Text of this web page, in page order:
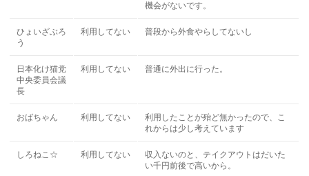
機会がないです。
ひょいざぶろ
う
利用してない 普段から外食やらしてないし
日本化け猫党
中央委員会議
長
利用してない 普通に外出に行った。
おばちゃん 利用してない
利用したことが殆ど無かったので、こ
れからは少し考えています
しろねこ☆ 利用してない
収入ないのと、テイクアウトはだいた
い千円前後で高いから。